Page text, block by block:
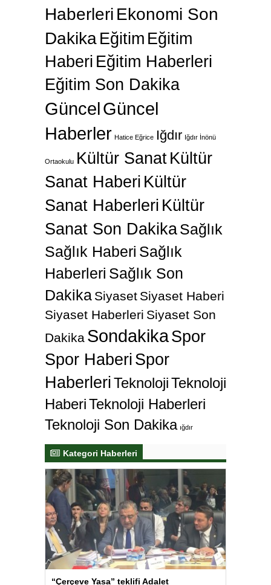
Haberleri Ekonomi Son
Dakika Eğitim Eğitim
Haberi Eğitim Haberleri
Eğitim Son Dakika
GüncelGüncel
Haberler Hatice Eğrice Iğdır Iğdır İnönü
Ortaokulu Kültür SanatKültür
Sanat Haberi Kültür
Sanat Haberleri Kültür
Sanat Son DakikaSağlık
Sağlık Haberi Sağlık
Haberleri Sağlık Son
Dakika Siyaset Siyaset Haberi
Siyaset Haberleri Siyaset Son
Dakika SondakikaSpor
Spor Haberi Spor
HaberleriTeknolojiTeknoloji
HaberiTeknoloji Haberleri
Teknoloji Son Dakika ığdır
Kategori Haberleri
“Çerçeve Yasa” teklifi Adalet